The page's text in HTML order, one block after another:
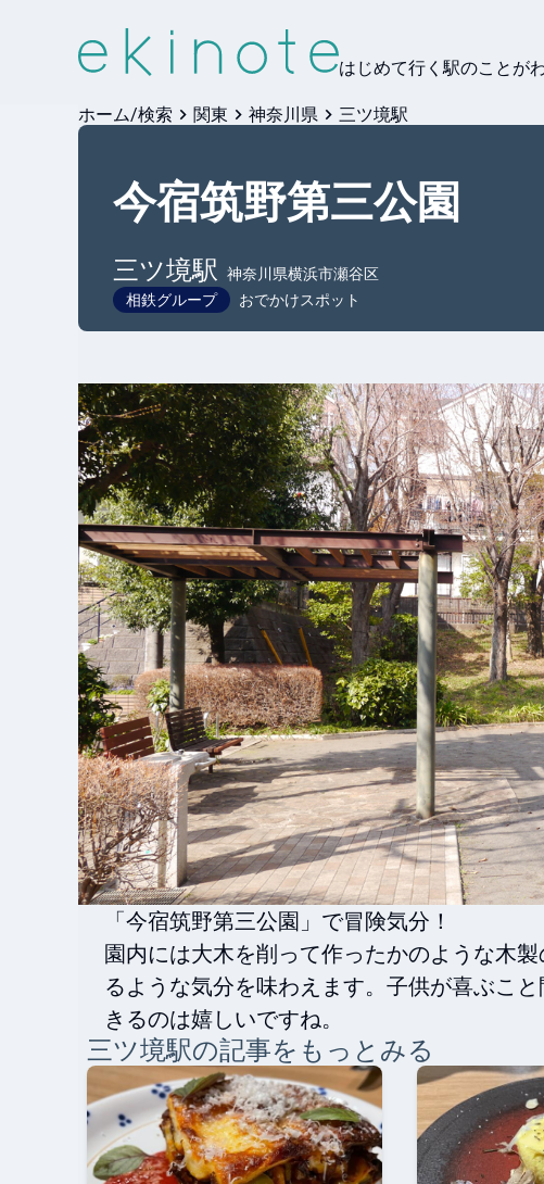
はじめて行く駅のことが
ホーム/検索 関東 神奈川県 三ツ境駅
今宿筑野第三公園
三ツ境駅
神奈川県横浜市瀬谷区
相鉄グループ
おでかけスポット
「今宿筑野第三公園」で冒険気分！
園内には大木を削って作ったかのような木
るような気分を味わえます。子供が喜ぶこ
きるのは嬉しいですね。
三ツ境駅の記事をもっとみる